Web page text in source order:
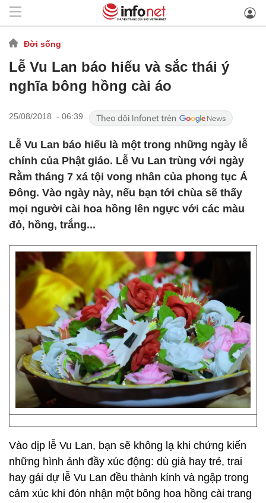
Đời sống
Lễ Vu Lan báo hiếu và sắc thái ý
nghĩa bông hồng cài áo
25/08/2018 - 06:39
Lễ Vu Lan báo hiếu là một trong những ngày lễ
chính của Phật giáo. Lễ Vu Lan trùng với ngày
Rằm tháng 7 xá tội vong nhân của phong tục Á
Đông. Vào ngày này, nếu bạn tới chùa sẽ thấy
mọi người cài hoa hồng lên ngực với các màu
đỏ, hồng, trắng...
Vào dịp lễ Vu Lan, bạn sẽ không lạ khi chứng kiến
những hình ảnh đầy xúc động: dù già hay trẻ, trai
hay gái dự lễ Vu Lan đều thành kính và ngập trong
cảm xúc khi đón nhận một bông hoa hồng cài trang